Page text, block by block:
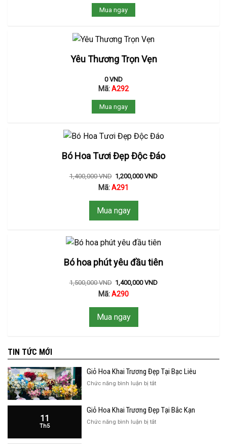
Mua ngay
Yêu Thương Trọn Vẹn
0VND
Mã:A292
Mua ngay
Bó Hoa Tươi Đẹp Độc Đáo
1,400,000VND 1,200,000VND
Mã:A291
Mua ngay
Bó hoa phút yêu đầu tiên
1,500,000VND 1,400,000VND
Mã:A290
Mua ngay
TIN TỨC MỚI
Giỏ Hoa Khai Trương Đẹp Tại Bạc Liêu
Chức năng bình luận bị tắtở
Khai
11
Th5
Giỏ Hoa Khai Trương Đẹp Tại Bắc Kạn
Chức năng bình luận bị tắtở